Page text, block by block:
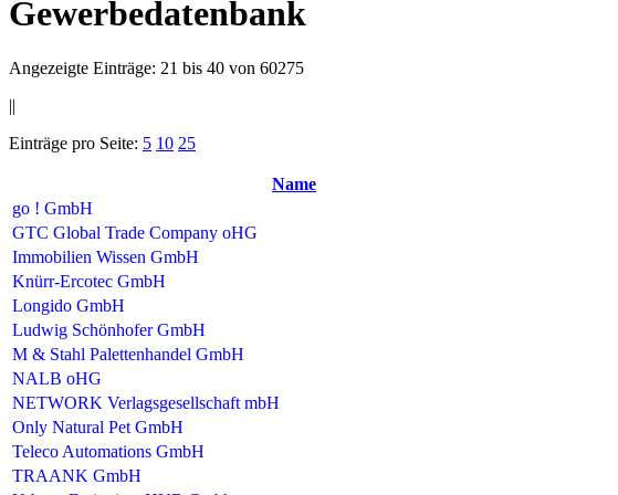
Gewerbedatenbank
Angezeigte Einträge: 21 bis 40 von 60275
||
Einträge pro Seite: 5 10 25
Name
go ! GmbH
GTC Global Trade Company oHG
Immobilien Wissen GmbH
Knürr-Ercotec GmbH
Longido GmbH
Ludwig Schönhofer GmbH
M & Stahl Palettenhandel GmbH
NALB oHG
NETWORK Verlagsgesellschaft mbH
Only Natural Pet GmbH
Teleco Automations GmbH
TRAANK GmbH